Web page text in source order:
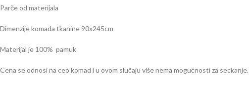
Parče od materijala
Dimenzije komada tkanine 90x245cm
Materijal je 100% pamuk
Cena se odnosi na ceo komad i u ovom slučaju više nema mogućnosti za seckanje.